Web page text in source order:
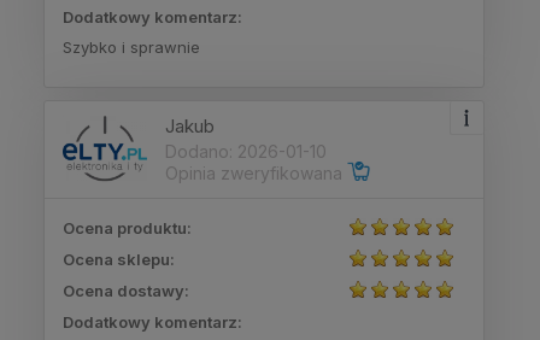
Dodatkowy komentarz:
Szybko i sprawnie
Jakub
Dodano: 2026-01-10
Opinia zweryfikowana
Ocena produktu:
Ocena sklepu:
Ocena dostawy:
Dodatkowy komentarz: